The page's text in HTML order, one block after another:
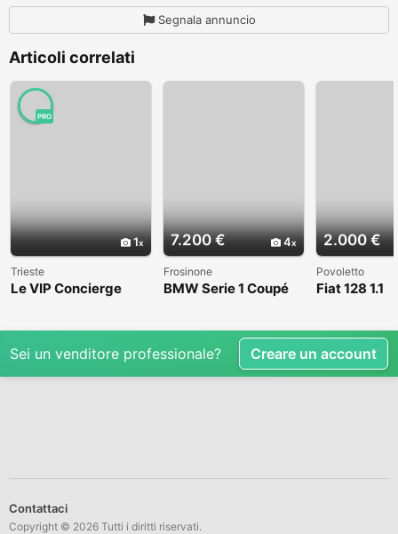
Segnala annuncio
Articoli correlati
1
PRO
Trieste
Le VIP Concierge
7.200 € 4
Frosinone
BMW Serie 1 Coupé
2.000 €
Povoletto
Fiat 128 1.1
Sei un venditore professionale? Creare un account
Contattaci
Copyright © 2026 Tutti i diritti riservati.